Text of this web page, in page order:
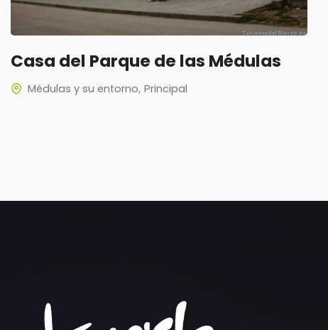
Casa del Parque de las Médulas
Médulas y su entorno Principal